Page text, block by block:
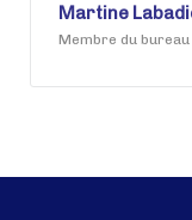
Martine
Membre du bureau